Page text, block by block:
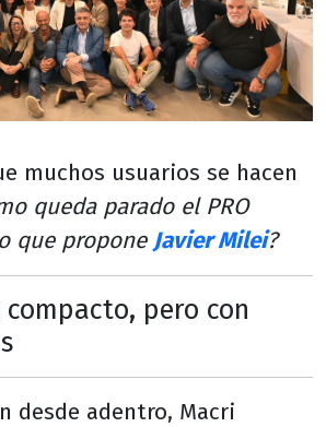
muchos usuarios se hacen
queda parado el PRO
que propone Javier Milei?
compacto, pero con
desde adentro, Macri